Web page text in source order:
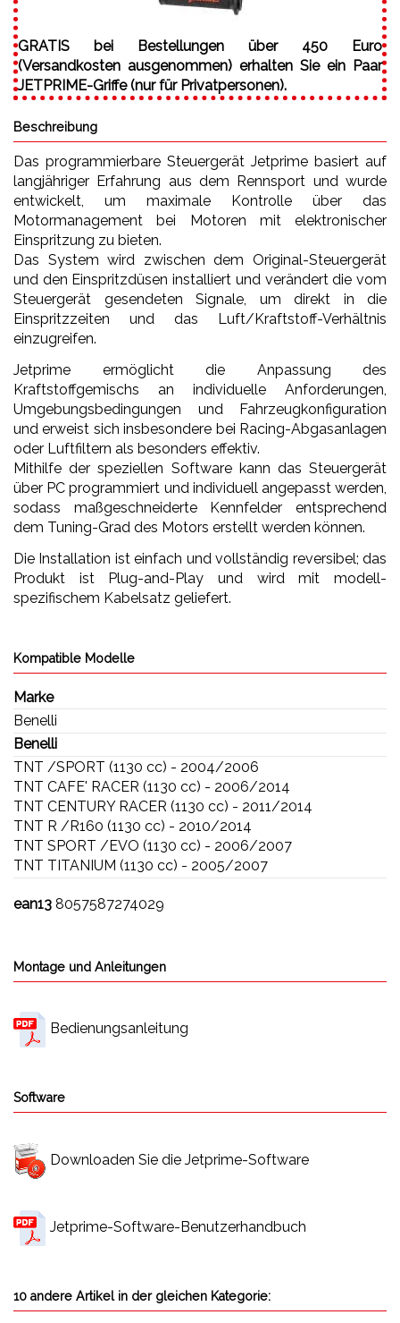
GRATIS bei Bestellungen über 450 Euro
(Versandkosten ausgenommen) erhalten Sie ein Paar
JETPRIME-Griffe (nur für Privatpersonen).
Beschreibung
Das programmierbare Steuergerät Jetprime basiert auf
langjähriger Erfahrung aus dem Rennsport und wurde
entwickelt, um maximale Kontrolle über das
Motormanagement bei Motoren mit elektronischer
Einspritzung zu bieten.
Das System wird zwischen dem Original-Steuergerät
und den Einspritzdüsen installiert und verändert die vom
Steuergerät gesendeten Signale, um direkt in die
Einspritzzeiten und das Luft/Kraftstoff-Verhältnis
einzugreifen.
Jetprime ermöglicht die Anpassung des
Kraftstoffgemischs an individuelle Anforderungen,
Umgebungsbedingungen und Fahrzeugkonfiguration
und erweist sich insbesondere bei Racing-Abgasanlagen
oder Luftfiltern als besonders effektiv.
Mithilfe der speziellen Software kann das Steuergerät
über PC programmiert und individuell angepasst werden,
sodass maßgeschneiderte Kennfelder entsprechend
dem Tuning-Grad des Motors erstellt werden können.
Die Installation ist einfach und vollständig reversibel; das
Produkt ist Plug-and-Play und wird mit modell-
spezifischem Kabelsatz geliefert.
Kompatible Modelle
Marke
Benelli
Benelli
TNT /SPORT (1130 cc) - 2004/2006
TNT CAFE' RACER (1130 cc) - 2006/2014
TNT CENTURY RACER (1130 cc) - 2011/2014
TNT R /R160 (1130 cc) - 2010/2014
TNT SPORT /EVO (1130 cc) - 2006/2007
TNT TITANIUM (1130 cc) - 2005/2007
ean13 8057587274029
Montage und Anleitungen
Bedienungsanleitung
Software
Downloaden Sie die Jetprime-Software
Jetprime-Software-Benutzerhandbuch
10 andere Artikel in der gleichen Kategorie: